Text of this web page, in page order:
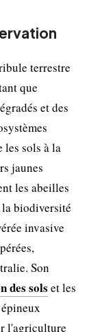
terrestre
que
et des
les sols à la
jaunes
les abeilles
la biodiversité
invasive
Son
des sols et les
l'agriculture